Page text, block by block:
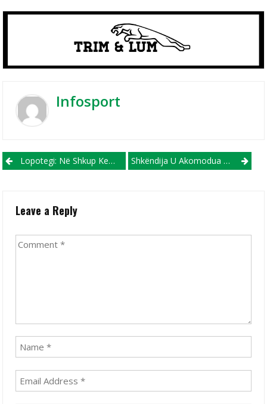
Infosport
Post navigation
Lopotegi: Në Shkup Kemi Ardhur Për Tre Pikë Shkëndija U Akomodua Në Slloveni
Leave a Reply